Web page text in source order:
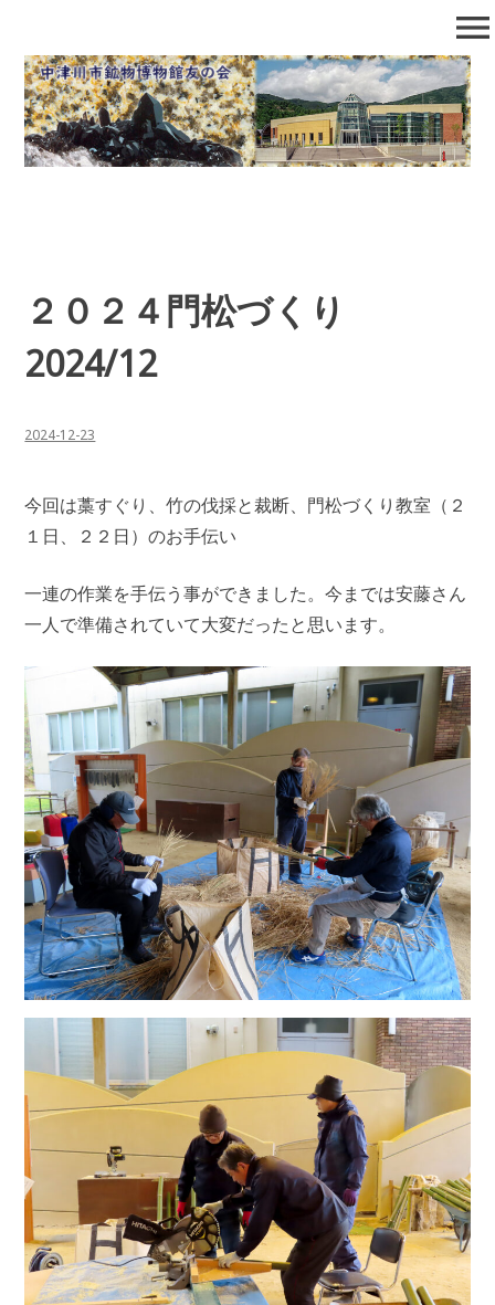
中津川市鉱物博物館友の会
石の博物館で自然となかよくなろう！
menu
２０２４門松づくり
2024/12
2024-12-23
今回は藁すぐり、竹の伐採と裁断、門松づくり教室（２
１日、２２日）のお手伝い
一連の作業を手伝う事ができました。今までは安藤さん
一人で準備されていて大変だったと思います。